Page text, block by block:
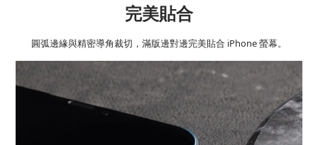
完美貼合
圓弧邊緣與精密導角裁切，滿版邊對邊完美貼合 iPhone 螢幕。